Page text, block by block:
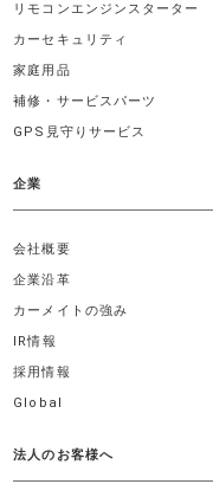
リモコンエンジンスターター
カーセキュリティ
家庭用品
補修・サービスパーツ
GPS見守りサービス
企業
会社概要
企業沿革
カーメイトの強み
IR情報
採用情報
Global
法人のお客様へ